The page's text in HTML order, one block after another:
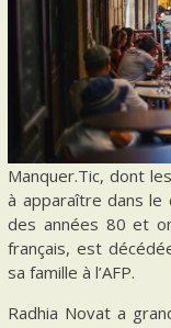
Manquer.Tic, dont
à apparaître dans le
des années 80 et
français, est
sa famille à l’AFP.
Radhia Novat a